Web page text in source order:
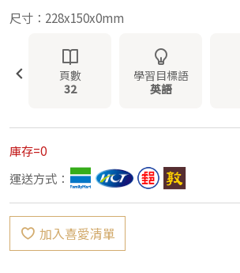
尺寸：228x150x0mm
頁數
32
學習目標語
英語
庫存=0
運送方式：
加入喜愛清單